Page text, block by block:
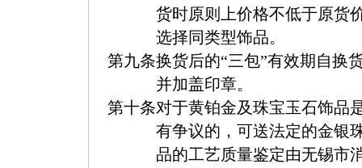
货时原则上价格不低于原货
选择同类型饰品。
第九条换货后的“三包”有效期自换
并加盖印章。
第十条对于黄铂金及珠宝玉石饰品
有争议的，可送法定的金银
品的工艺质量鉴定由无锡市